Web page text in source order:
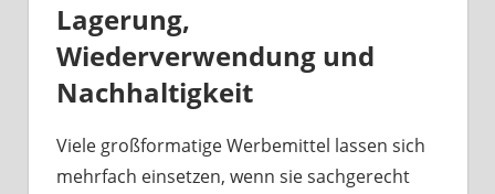
Lagerung,
Wiederverwendung und
Nachhaltigkeit
Viele großformatige Werbemittel lassen sich
mehrfach einsetzen, wenn sie sachgerecht